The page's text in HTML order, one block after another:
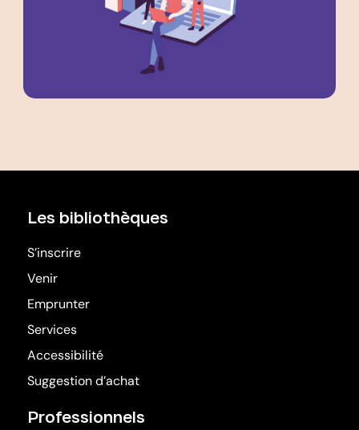
Les bibliothèques
S’inscrire
Venir
Emprunter
Services
Accessibilité
Suggestion d’achat
Professionnels